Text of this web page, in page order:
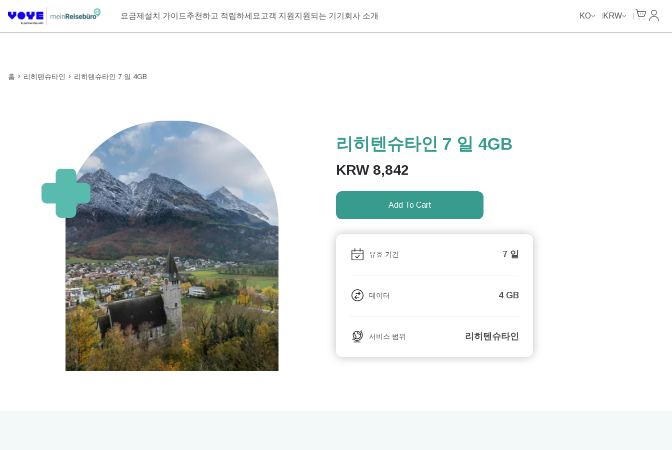
요금제 설치 가이드추천하고 적립하세요 고객 지원 지원되는 기기 회사 소개 KO KRW
내 계
홈 리히텐슈타인 리히텐슈타인 7 일 4GB
리히텐슈타인 7 일 4GB
KRW8,842
Add To Cart
유효 기간 7 일
데이터 4 GB
서비스 범위 리히텐슈타인